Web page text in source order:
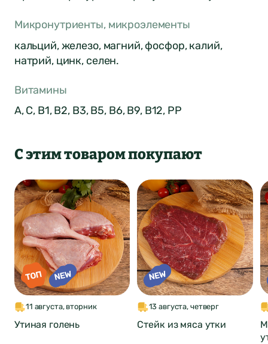
Микронутриенты, микроэлементы
кальций, железо, магний, фосфор, калий,
натрий, цинк, селен.
Витамины
А, С, В1, B2, В3, B5, В6, B9, В12, PP
С этим товаром покупают
11 августа, вторник
Утиная голень
13 августа, четверг
Стейк из мяса утки
Понятно
Нет Да
4
Оставить отзыв
Почта*
Ваша оценка
Сообщение
Отзыв отправлен
Понятно
Город был
автоматически
изменен
Понятно